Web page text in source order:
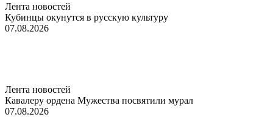
Лента новостей
Кубинцы окунутся в русскую культуру
07.08.2026
Лента новостей
Кавалеру ордена Мужества посвятили мурал
07.08.2026